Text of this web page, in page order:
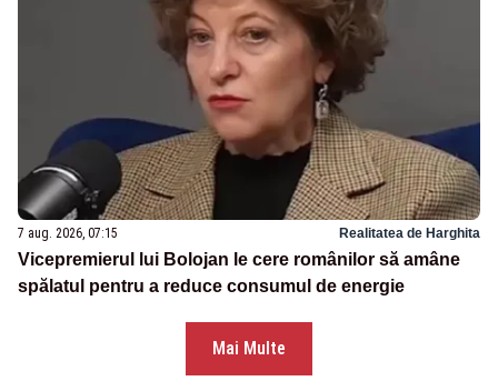
7 aug. 2026, 07:15 Realitatea de Harghita
Vicepremierul lui Bolojan le cere românilor să amâne
spălatul pentru a reduce consumul de energie
Mai Multe